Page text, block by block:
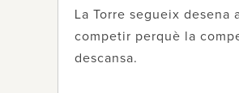
La Torre segueix desena
competir perquè la
descansa.